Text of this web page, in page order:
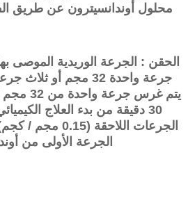
محلول أوندانسيترون عن طريق
الحقن : الجرعة الوريدية الموصى
30 دقيقة من بدء العلاج
الجرعة الأولى من